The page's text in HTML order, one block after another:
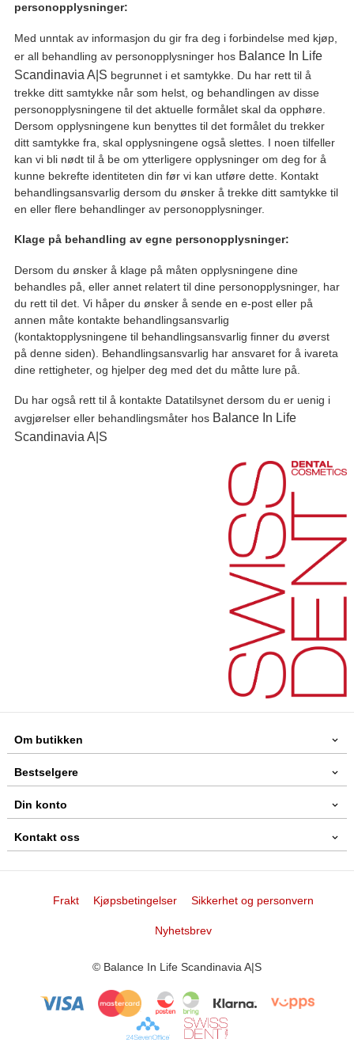
personopplysninger:
Med unntak av informasjon du gir fra deg i forbindelse med kjøp,
er all behandling av personopplysninger hos Balance In Life
Scandinavia A|S begrunnet i et samtykke. Du har rett til å
trekke ditt samtykke når som helst, og behandlingen av disse
personopplysningene til det aktuelle formålet skal da opphøre.
Dersom opplysningene kun benyttes til det formålet du trekker
ditt samtykke fra, skal opplysningene også slettes. I noen tilfeller
kan vi bli nødt til å be om ytterligere opplysninger om deg for å
kunne bekrefte identiteten din før vi kan utføre dette. Kontakt
behandlingsansvarlig dersom du ønsker å trekke ditt samtykke til
en eller flere behandlinger av personopplysninger.
Klage på behandling av egne personopplysninger:
Dersom du ønsker å klage på måten opplysningene dine
behandles på, eller annet relatert til dine personopplysninger, har
du rett til det. Vi håper du ønsker å sende en e-post eller på
annen måte kontakte behandlingsansvarlig
(kontaktopplysningene til behandlingsansvarlig finner du øverst
på denne siden). Behandlingsansvarlig har ansvaret for å ivareta
dine rettigheter, og hjelper deg med det du måtte lure på.
Du har også rett til å kontakte Datatilsynet dersom du er uenig i
avgjørelser eller behandlingsmåter hos Balance In Life
Scandinavia A|S
Om butikken
Bestselgere
Din konto
Kontakt oss
Frakt Kjøpsbetingelser Sikkerhet og personvern
Nyhetsbrev
© Balance In Life Scandinavia A|S